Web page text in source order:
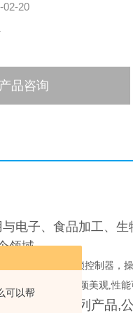
可以帮
02-20
产品咨询
电子、食品加工、
领域。
压箱、喷嘴联锁控制器，
效过滤器,结构新颖美观,性
销售风淋室系列产品,